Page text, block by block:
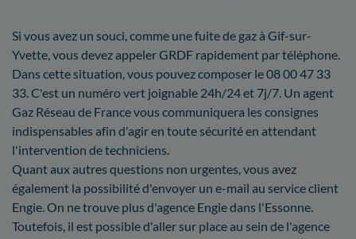
Si vous avez un souci, comme une fuite de gaz à Gif-sur-
Yvette, vous devez appeler GRDF rapidement par téléphone.
Dans cette situation, vous pouvez composer le 08 00 47 33
33. C'est un numéro vert joignable 24h/24 et 7j/7. Un agent
Gaz Réseau de France vous communiquera les consignes
indispensables afin d'agir en toute sécurité en attendant
l'intervention de techniciens.
Quant aux autres questions non urgentes, vous avez
également la possibilité d'envoyer un e-mail au service client
Engie. On ne trouve plus d'agence Engie dans l'Essonne.
Toutefois, il est possible d'aller sur place au sein de l'agence